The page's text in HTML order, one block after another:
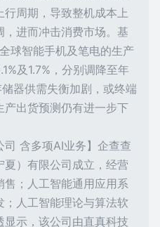
周期，导致整机成本上
进而冲击消费市场。基
球智能手机及笔电的生产
及1.7%，分别调降至年
器供需失衡加剧，或终端
出货预测仍有进一步下
司 含多项AI业务】企查查
夏）有限公司成立，经营
；人工智能通用应用系
人工智能理论与算法软
示，该公司由直真科技